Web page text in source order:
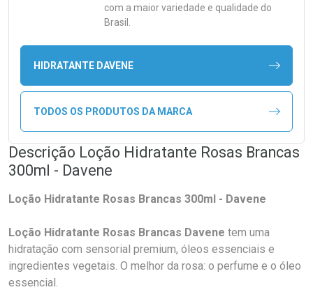
com a maior variedade e qualidade do
Brasil.
HIDRATANTE DAVENE
TODOS OS PRODUTOS DA MARCA
Descrição Loção Hidratante Rosas Brancas
300ml - Davene
Loção Hidratante Rosas Brancas 300ml - Davene
Loção Hidratante Rosas Brancas Davene tem uma
hidratação com sensorial premium, óleos essenciais e
ingredientes vegetais. O melhor da rosa: o perfume e o óleo
essencial.